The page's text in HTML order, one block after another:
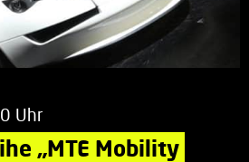
Uhr
„MTE Mobility